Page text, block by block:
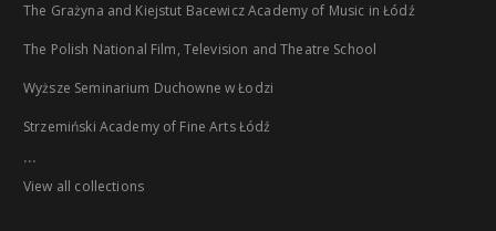
The Grażyna and Kiejstut Bacewicz Academy of Music in Łódź
The Polish National Film, Television and Theatre School
Wyższe Seminarium Duchowne w Łodzi
Strzemiński Academy of Fine Arts Łódź
...
View all collections